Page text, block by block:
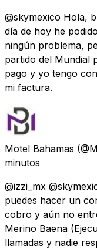
@skymexico Hola,
día de hoy he
ningún problema,
partido del Mundial
pago y yo tengo
mi factura.
Motel Bahamas
minutos
@izzi_mx
puedes hacer un
cobro y aún no
Merino Baena
llamadas y nadie